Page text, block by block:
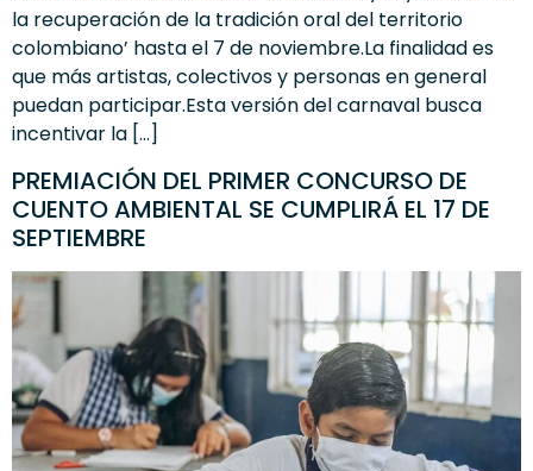
la recuperación de la tradición oral del territorio
colombiano’ hasta el 7 de noviembre.La finalidad es
que más artistas, colectivos y personas en general
puedan participar.Esta versión del carnaval busca
incentivar la […]
PREMIACIÓN DEL PRIMER CONCURSO DE
CUENTO AMBIENTAL SE CUMPLIRÁ EL 17 DE
SEPTIEMBRE